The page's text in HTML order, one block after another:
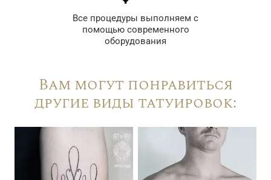
Все процедуры выполняем с
помощью современного
оборудования
Вам могут понравиться
другие виды татуировок: